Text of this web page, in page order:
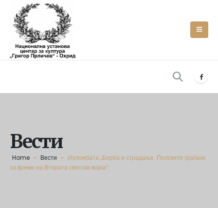
Вести
Home » Вести » Изложбата „Борба и страдање. Полските граѓани
за време на Втората светска војна“.